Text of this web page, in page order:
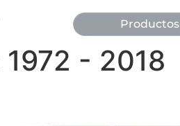
Productos
1972 - 2018